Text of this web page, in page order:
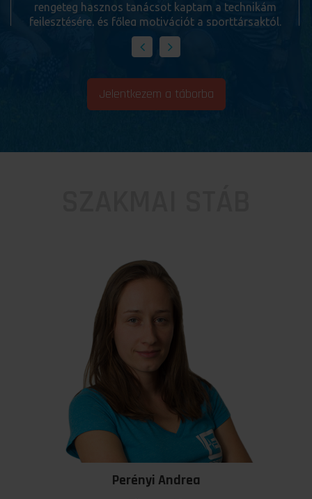
volt. Örülök, hogy változatos helyekre megyünk. A
szervezéssel se volt semmi probléma, a megszokott
színvonalú volt.